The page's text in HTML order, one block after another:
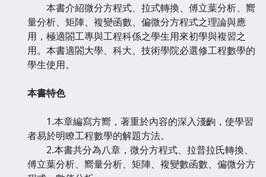
本書介紹微分方程式、拉式轉換、傅立葉分析、嚮
量分析、矩陣、複變函數、偏微分方程式之理論與應
用，極適閤工專與工程科係之學生用來初學與複習之
用。本書適閤大學、科大、技術學院必選修工程數學的
學生使用。
本書特色
1.本章編寫方嚮，著重於內容的深入淺齣，使學習
者易於明瞭工程數學的解題方法。
2.本書共分為八章，微分方程式、拉普拉氏轉換、
傅立葉分析、嚮量分析、矩陣、複變數函數、偏微分方